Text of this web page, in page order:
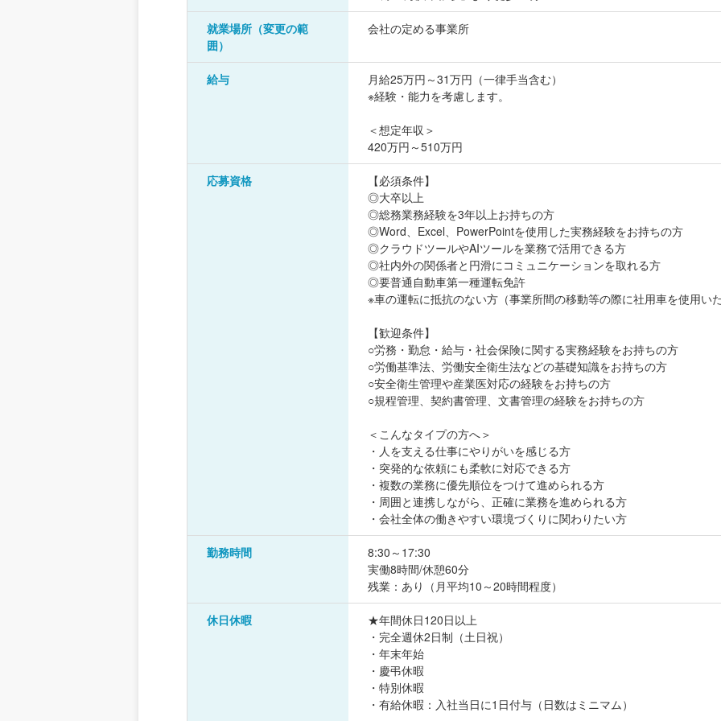
就業場所（変更の範
囲）
会社の定める事業所
給与
月給25万円～31万円（一律手当含む）
※経験・能力を考慮します。
＜想定年収＞
420万円～510万円
応募資格
【必須条件】
◎大卒以上
◎総務業務経験を3年以上お持ちの方
◎Word、Excel、PowerPointを使用した実務経験をお持ちの方
◎クラウドツールやAIツールを業務で活用できる方
◎社内外の関係者と円滑にコミュニケーションを取れる方
◎要普通自動車第一種運転免許
※車の運転に抵抗のない方（事業所間の移動等の際に社用車を使用いた
【歓迎条件】
○労務・勤怠・給与・社会保険に関する実務経験をお持ちの方
○労働基準法、労働安全衛生法などの基礎知識をお持ちの方
○安全衛生管理や産業医対応の経験をお持ちの方
○規程管理、契約書管理、文書管理の経験をお持ちの方
＜こんなタイプの方へ＞
・人を支える仕事にやりがいを感じる方
・突発的な依頼にも柔軟に対応できる方
・複数の業務に優先順位をつけて進められる方
・周囲と連携しながら、正確に業務を進められる方
・会社全体の働きやすい環境づくりに関わりたい方
勤務時間
8:30～17:30
実働8時間/休憩60分
残業：あり（月平均10～20時間程度）
休日休暇
★年間休日120日以上
・完全週休2日制（土日祝）
・年末年始
・慶弔休暇
・特別休暇
・有給休暇：入社当日に1日付与（日数はミニマム）